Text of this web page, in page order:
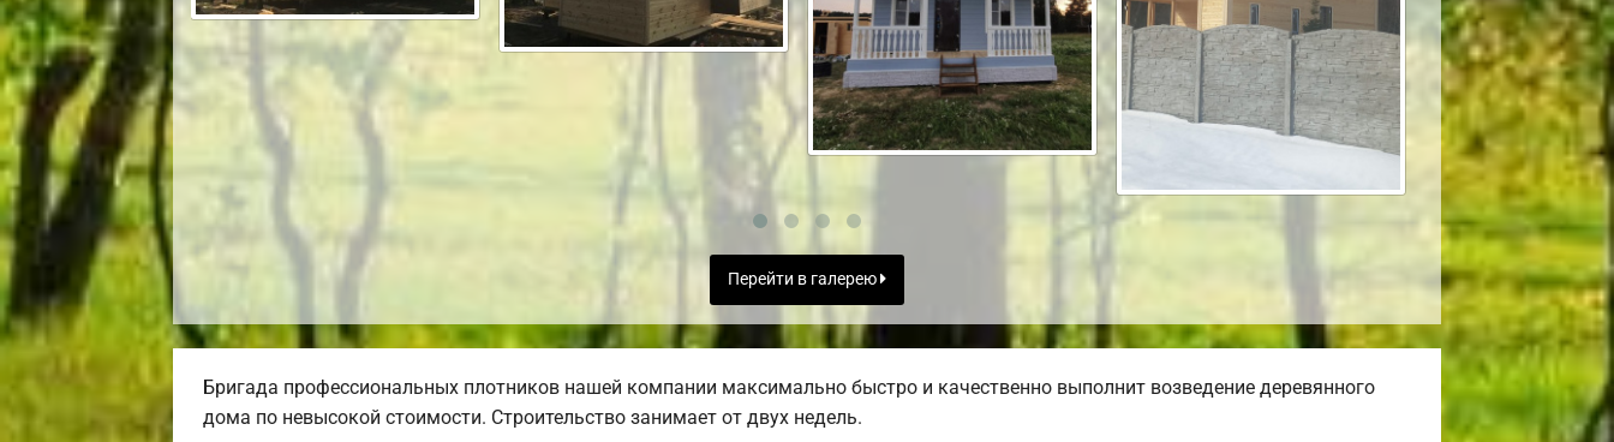
Перейти в галерею
Бригада профессиональных плотников нашей компании максимально быстро и качественно выполнит возведение деревянного
дома по невысокой стоимости. Строительство занимает от двух недель.